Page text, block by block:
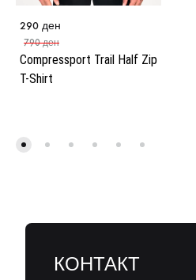
Compressport Trail Half Zip
T-Shirt
290 ден
790ден
КОНТАКТ